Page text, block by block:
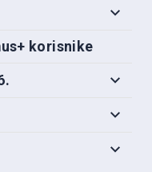
korisnike